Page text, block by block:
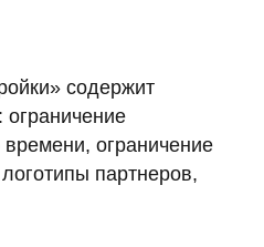
содержит
ограничение
партнеров,